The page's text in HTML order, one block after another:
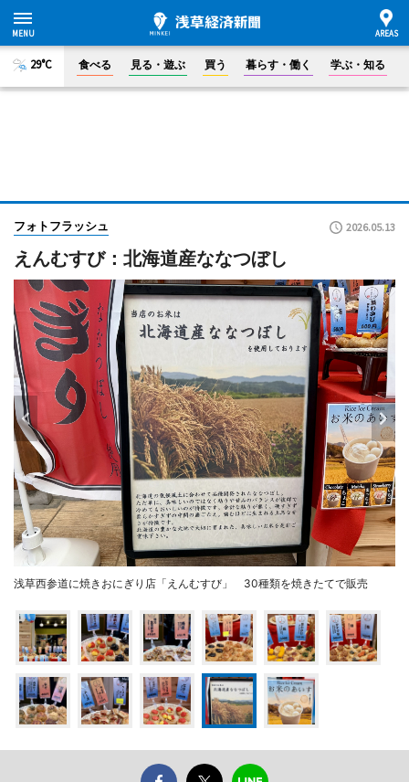
29°C 食べる 見る・遊ぶ 買う 暮らす・働く 学ぶ・知る
フォトフラッシュ 2026.05.13
えんむすび：北海道産ななつぼし
浅草西参道に焼きおにぎり店「えんむすび」 30種類を焼きたてで販売